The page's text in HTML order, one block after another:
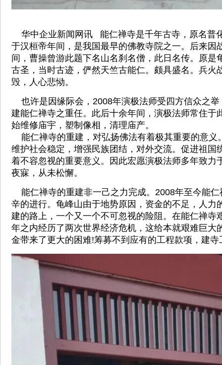
华中企业新闻网讯 能仁禅寺是千年古寺，原名普
于汉桓帝年间，是我国最早的佛教寺院之一。后来因
间，曹操曾游此题下名山名刹名僧，此日名传。原是
古圣，当时古迹，俨然天竺古能仁。颇具盛名。兵火
毁，人心悲恸。
也许是因缘际会，2008年演极法师受四方信众之举
建能仁禅寺之重任。此后十余年间，演极法师常住于
始维修庙宇，塑制像相，清理庙产。
能仁禅寺的重建，对弘扬佛法有着极其重要的意义
维护社会稳定，增强民族团结，对外交流。促进祖国
着不容忽视的重要意义。因此宏愿演极法师多年致力
夜寐，从未松懈。
能仁禅寺的重建非一己之力完成。2008年至今能仁
辛的进行。龟峰山由于地势原因，资金的不足，人力
建的路上，一个又一个不可忽视的险阻。在能仁禅寺
年之内经历了两次世界经济危机，这给本就艰难巨大
金带来了更大的困难!筹募不到应有的工程款项，建